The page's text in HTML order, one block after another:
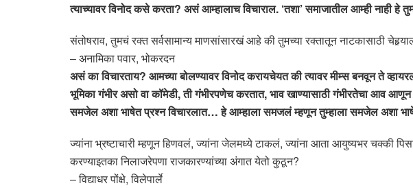
त्याच्यावर विनोद कसे करता? असं आम्हालाच विचाराल. ‘तशा’ समाजातील आम्ही नाही
संतोषराव, तुमचं रक्त सर्वसामान्य माणसांसारखं आहे की तुमच्या रक्तातून नाटकासाठी
– अनामिका पवार, भोकरदन
असं का विचारताय? आमच्या बोलण्यावर विनोद करायचेयत की त्यावर मीम्स बनवून ते
भूमिका गंभीर असो वा कॉमेडी, ती गंभीरपणेच करतात, भाव खाण्यासाठी गंभीरतेचा आव
समजेल अशा भाषेत प्रश्न विचारलात… हे आम्हाला समजलं म्हणून तुम्हाला समजेल अशा
ज्यांना भ्रष्टाचारी म्हणून हिणवलं, ज्यांना जेलमध्ये टाकलं, ज्यांना आता आयुष्यभर चक्की
करण्याइतका निलाजरेपणा राजकारण्यांच्या अंगात येतो कुठून?
– विद्याधर पोंक्षे, विलेपार्ले